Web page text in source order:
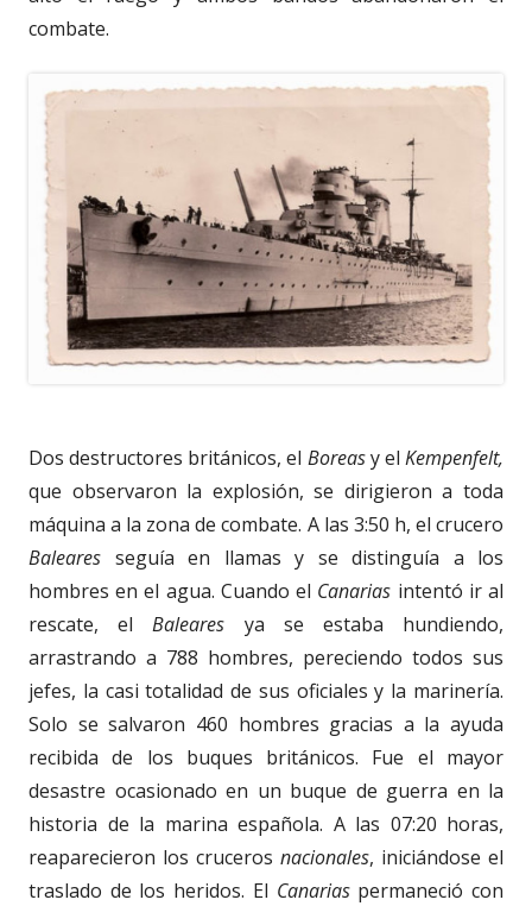
combate.
Dos destructores británicos, el Boreasy elKempenfelt,
que observaron la explosión, se dirigieron a toda
máquina a la zona de combate. A las 3:50 h, el crucero
Baleares seguía en llamas y se distinguía a los
hombres en el agua. Cuando el Canarias intentó ir al
rescate, elBaleares ya se estaba hundiendo,
arrastrando a 788 hombres, pereciendo todos sus
jefes, la casi totalidad de sus oficiales y la marinería.
Solo se salvaron 460 hombres gracias a la ayuda
recibida de los buques británicos. Fue el mayor
desastre ocasionado en un buque de guerra en la
historia de la marina española. A las 07:20 horas,
reaparecieron los cruceros nacionales, iniciándose el
traslado de los heridos. El Canariaspermaneció con